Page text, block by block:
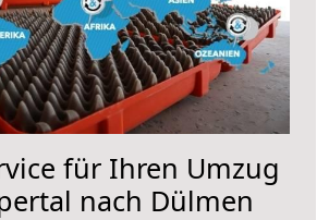
für Ihren Umzug
nach Dülmen